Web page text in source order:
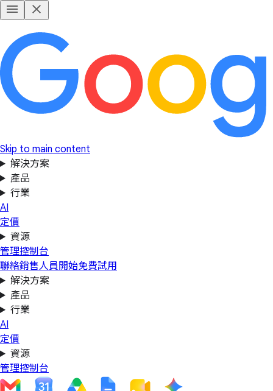
Skip to main content
解決方案
產品
行業
AI
定價
資源
管理控制台
聯絡銷售人員開始免費試用
解決方案
產品
行業
AI
定價
資源
管理控制台